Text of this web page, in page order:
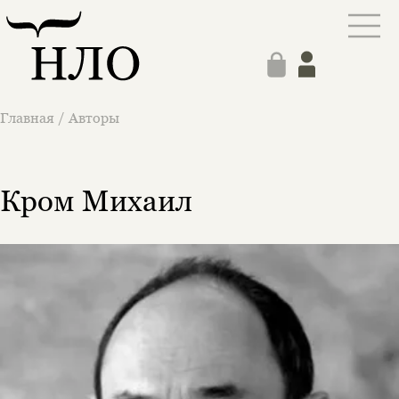
Главная / Авторы
Кром Михаил
Подписка на рассылку
Этой книги временно
нет в продаже.